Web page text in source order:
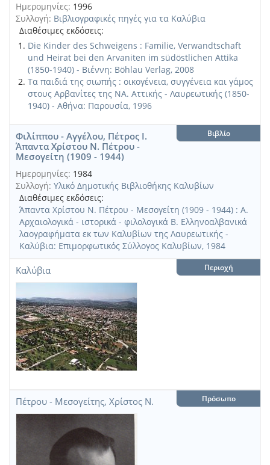
Ημερομηνίες: 1996
Συλλογή: Βιβλιογραφικές πηγές για τα Καλύβια
Διαθέσιμες εκδόσεις:
Die Kinder des Schweigens : Familie, Verwandtschaft
und Heirat bei den Arvaniten im südöstlichen Attika
(1850-1940) - Βιέννη: Böhlau Verlag, 2008
Τα παιδιά της σιωπής : οικογένεια, συγγένεια και γάμος
στους Αρβανίτες της ΝΑ. Αττικής - Λαυρεωτικής (1850-
1940) - Αθήνα: Παρουσία, 1996
Φιλίππου - Αγγέλου, Πέτρος Ι.
Άπαντα Χρίστου Ν. Πέτρου -
Μεσογείτη (1909 - 1944)
Βιβλίο
Ημερομηνίες: 1984
Συλλογή: Υλικό Δημοτικής Βιβλιοθήκης Καλυβίων
Διαθέσιμες εκδόσεις:
Άπαντα Χρίστου Ν. Πέτρου - Μεσογείτη (1909 - 1944) : Α.
Αρχαιολογικά - ιστορικά - φιλολογικά Β. Ελληνοαλβανικά
λαογραφήματα εκ των Καλυβίων της Λαυρεωτικής -
Καλύβια: Επιμορφωτικός Σύλλογος Καλυβίων, 1984
Καλύβια Περιοχή
Πέτρου - Μεσογείτης, Χρίστος Ν. Πρόσωπο